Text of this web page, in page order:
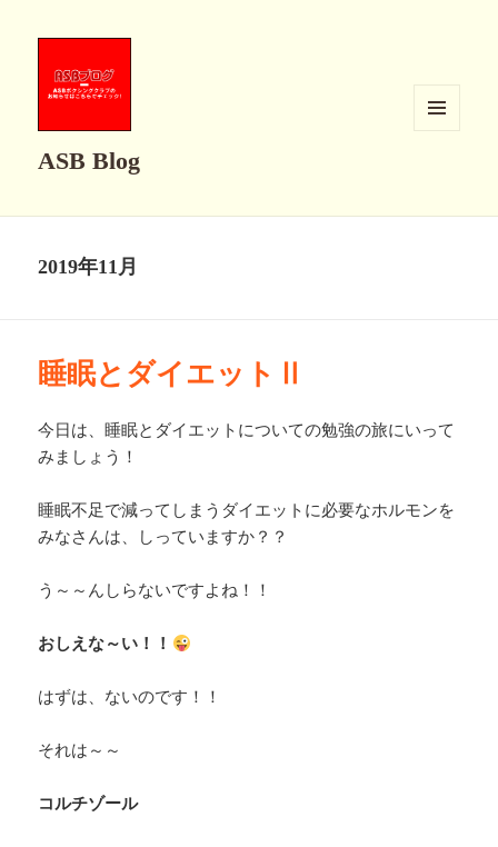
ASB Blog
2019年11月
睡眠とダイエットⅡ
今日は、睡眠とダイエットについての勉強の旅にいって
みましょう！
睡眠不足で減ってしまうダイエットに必要なホルモンを
みなさんは、しっていますか？？
う～～んしらないですよね！！
おしえな～い！！
はずは、ないのです！！
それは～～
コルチゾール